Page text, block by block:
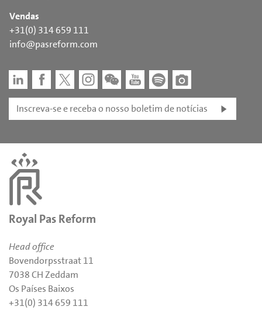
Vendas
+31(0) 314 659 111
info@pasreform.com
Inscreva-se e receba o nosso boletim de notícias
Royal Pas Reform
Head office
Bovendorpsstraat 11
7038 CH Zeddam
Os Países Baixos
+31(0) 314 659 111